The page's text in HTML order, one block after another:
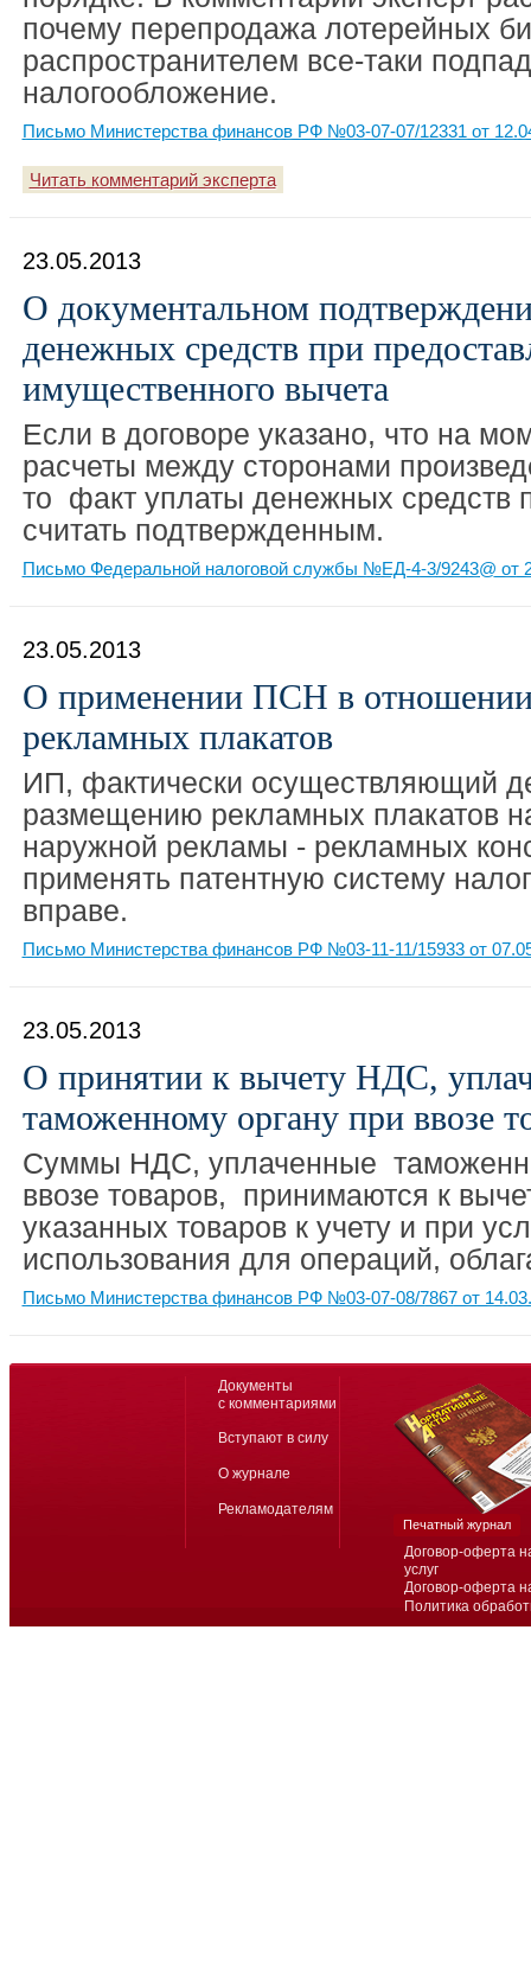
почему перепродажа лотерейных
распространителем все-таки
налогообложение.
Письмо Министерства финансов РФ №03-07-07/12331 от
Читать комментарий эксперта
23.05.2013
О документальном
денежных средств при
имущественного вычета
Если в договоре указано, что на
расчеты между сторонами
то факт уплаты денежных средств
считать подтвержденным.
Письмо Федеральной налоговой службы №ЕД-4-3/9243@ от
23.05.2013
О применении ПСН в
рекламных плакатов
ИП, фактически осуществляющий
размещению рекламных плакатов
наружной рекламы - рекламных
применять патентную систему
вправе.
Письмо Министерства финансов РФ №03-11-11/15933 от
23.05.2013
О принятии к вычету НДС,
таможенному органу при ввозе
Суммы НДС, уплаченные
ввозе товаров, принимаются к
указанных товаров к учету и при
использования для операций,
Письмо Министерства финансов РФ №03-07-08/7867 от
Договор-оферта
услуг
Договор-оферта
Политика
Документы
с комментариями
Вступают в силу
О журнале
Рекламодателям
Печатный журнал